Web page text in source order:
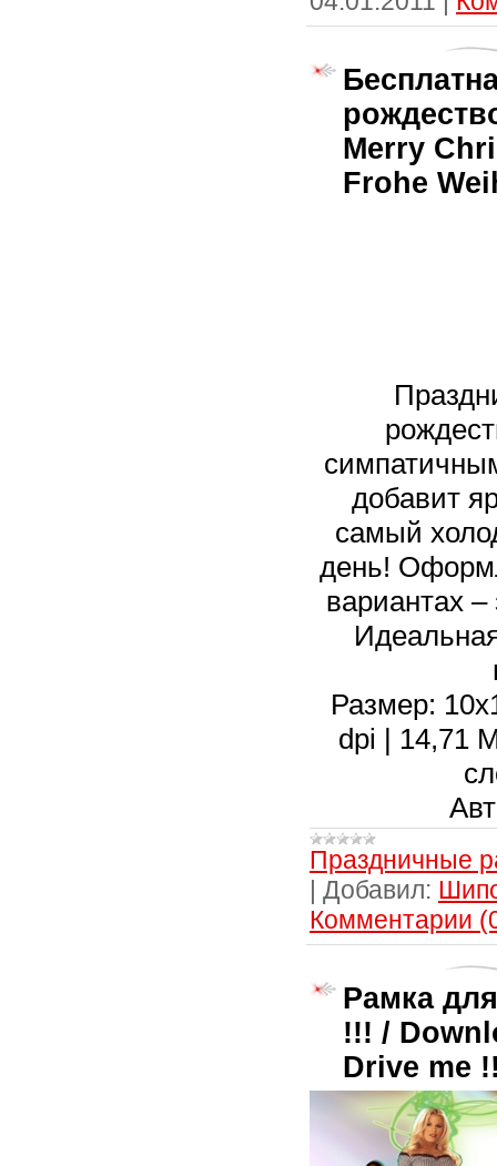
Merry
Frohe
добавит
самый
день!
вариантах
Размер:
dpi | 14,71
Праздничные
Добавил:
Комментарии
Рамка
!!! /
Drive me